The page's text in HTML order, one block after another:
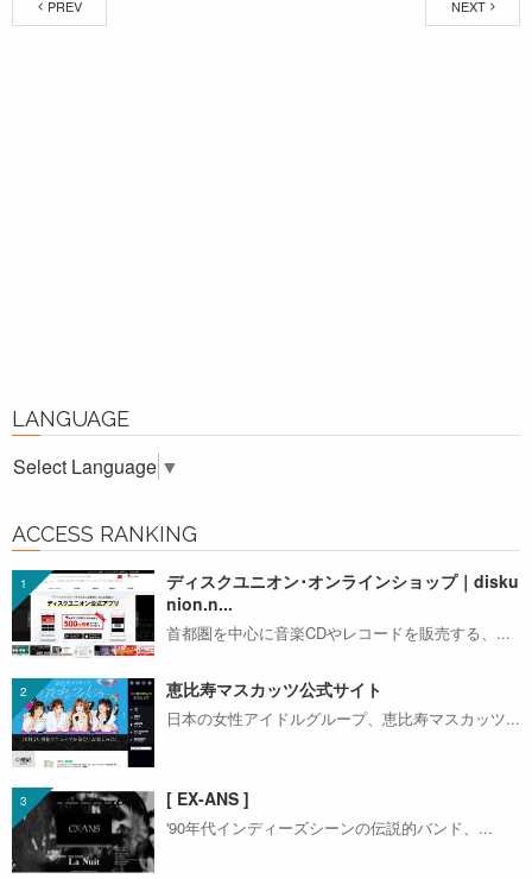
PREV NEXT
LANGUAGE
Select Language ▼
ACCESS RANKING
ディスクユニオン･オンラインショップ｜disku
nion.n...
首都圏を中心に音楽CDやレコードを販売する、...
恵比寿マスカッツ公式サイト
日本の女性アイドルグループ、恵比寿マスカッツ...
[ EX-ANS ]
'90年代インディーズシーンの伝説的バンド、...